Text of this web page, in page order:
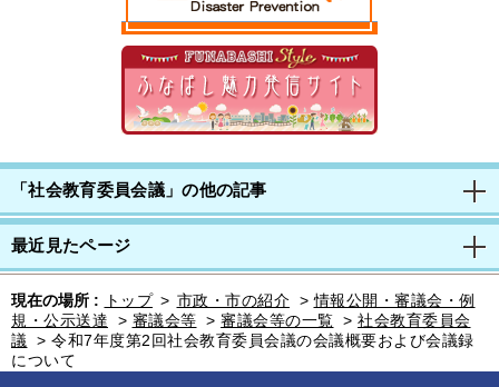
「社会教育委員会議」の他の記事
最近見たページ
現在の場所 : トップ > 市政・市の紹介 >情報公開・審議会・例
規・公示送達
> 審議会等 > 審議会等の一覧 > 社会教育委員会
議
> 令和7年度第2回社会教育委員会議の会議概要および会議録
について